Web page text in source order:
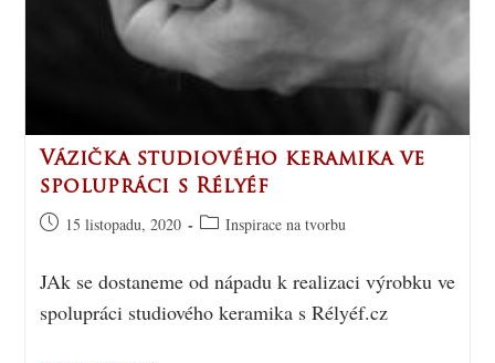
Vázička studiového keramika ve
spolupráci s Rélyéf
15 listopadu, 2020
Inspirace na tvorbu
JAk se dostaneme od nápadu k realizaci výrobku ve
spolupráci studiového keramika s Rélyéf.cz